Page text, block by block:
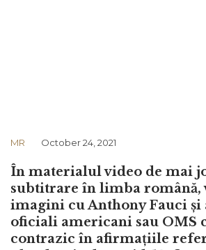
MR October 24, 2021
În materialul video de mai
subtitrare în limba română,
imagini cu Anthony Fauci
oficiali americani sau OMS
contrazic în afirmațiile